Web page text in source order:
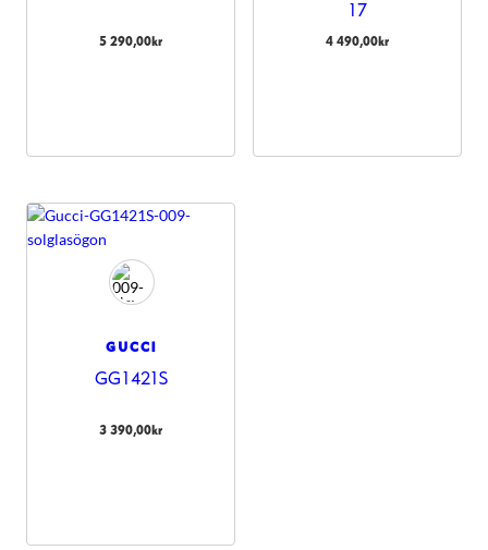
5 290,00kr
17
4 490,00kr
GUCCI
GG1421S
3 390,00kr